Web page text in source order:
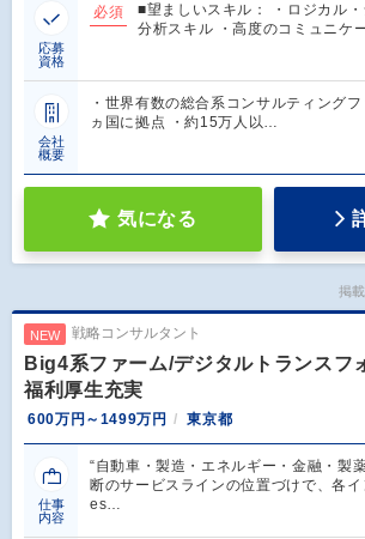
応募
資格
必須
■望ましいスキル： ・ロジカル
分析スキル ・高度のコミュニケ
会社
概要
・世界有数の総合系コンサルティング
ヵ国に拠点 ・約15万人以…
気になる
掲
NEW 戦略コンサルタント
Big4系ファーム/デジタルトランスフ
福利厚生充実
600万円～1499万円 東京都
仕事
内容
“自動車・製造・エネルギー・金融・製
断のサービスラインの位置づけで、各
es…